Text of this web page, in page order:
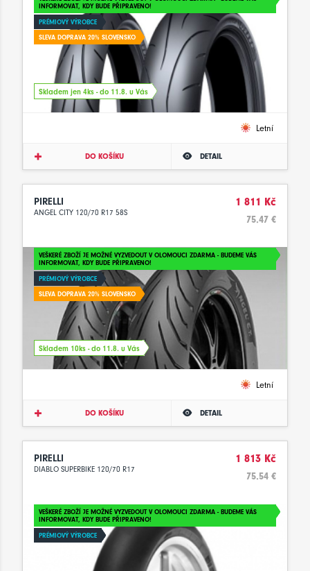
INFORMOVAT, KDY BUDE PŘIPRAVENO!
PRÉMIOVÝ VÝROBCE
SLEVA DOPRAVA 20% SLOVENSKO
Skladem jen 4ks - do 11.8. u Vás
Letní
DO KOŠÍKU DETAIL
PIRELLI
ANGEL CITY 120/70 R17 58S
1 811 Kč
75.47 €
VEŠKERÉ ZBOŽÍ JE MOŽNÉ VYZVEDOUT V OLOMOUCI ZDARMA - BUDEME VÁS
INFORMOVAT, KDY BUDE PŘIPRAVENO!
PRÉMIOVÝ VÝROBCE
SLEVA DOPRAVA 20% SLOVENSKO
Skladem 10ks - do 11.8. u Vás
Letní
DO KOŠÍKU DETAIL
PIRELLI
DIABLO SUPERBIKE 120/70 R17
1 813 Kč
75.54 €
VEŠKERÉ ZBOŽÍ JE MOŽNÉ VYZVEDOUT V OLOMOUCI ZDARMA - BUDEME VÁS
INFORMOVAT, KDY BUDE PŘIPRAVENO!
PRÉMIOVÝ VÝROBCE